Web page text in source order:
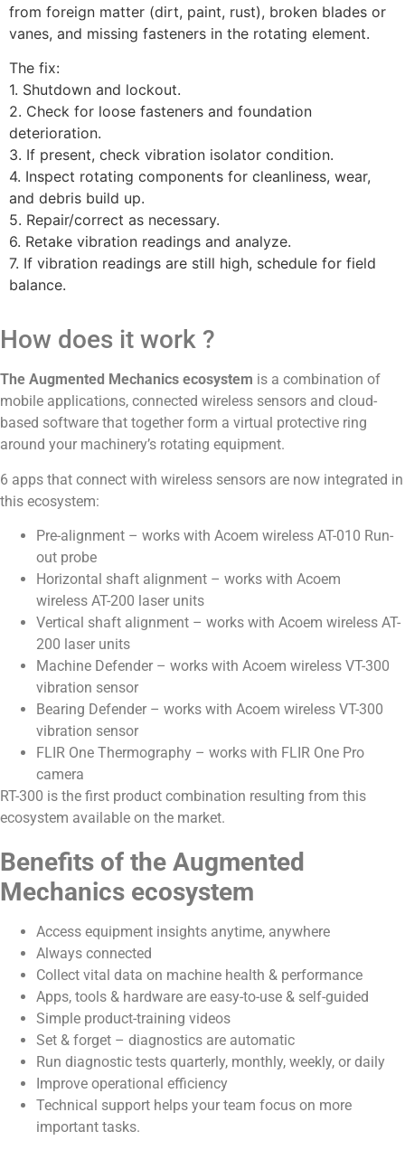
from foreign matter (dirt, paint, rust), broken blades or
vanes, and missing fasteners in the rotating element.
The fix:
1. Shutdown and lockout.
2. Check for loose fasteners and foundation
deterioration.
3. If present, check vibration isolator condition.
4. Inspect rotating components for cleanliness, wear,
and debris build up.
5. Repair/correct as necessary.
6. Retake vibration readings and analyze.
7. If vibration readings are still high, schedule for field
balance.
How does it work ?
The Augmented Mechanics ecosystem is a combination of
mobile applications, connected wireless sensors and cloud-
based software that together form a virtual protective ring
around your machinery’s rotating equipment.
6 apps that connect with wireless sensors are now integrated in
this ecosystem:
Pre-alignment – works with Acoem wireless AT-010 Run-
out probe
Horizontal shaft alignment – works with Acoem
wireless AT-200 laser units
Vertical shaft alignment – works with Acoem wireless AT-
200 laser units
Machine Defender – works with Acoem wireless VT-300
vibration sensor
Bearing Defender – works with Acoem wireless VT-300
vibration sensor
FLIR One Thermography – works with FLIR One Pro
camera
RT-300 is the first product combination resulting from this
ecosystem available on the market.
Benefits of the Augmented
Mechanics ecosystem
Access equipment insights anytime, anywhere
Always connected
Collect vital data on machine health & performance
Apps, tools & hardware are easy-to-use & self-guided
Simple product-training videos
Set & forget – diagnostics are automatic
Run diagnostic tests quarterly, monthly, weekly, or daily
Improve operational efficiency
Technical support helps your team focus on more
important tasks.